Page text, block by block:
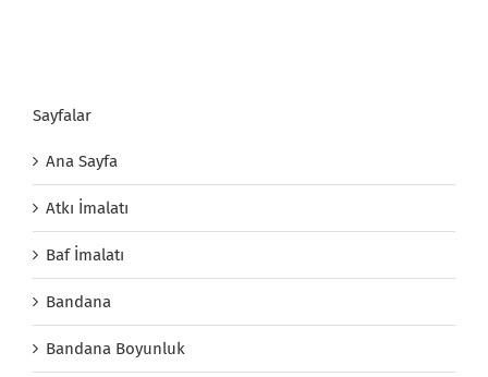
Sayfalar
Ana Sayfa
Atkı İmalatı
Baf İmalatı
Bandana
Bandana Boyunluk